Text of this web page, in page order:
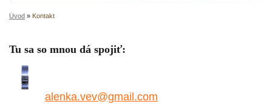
Úvod » Kontakt
Tu sa so mnou dá spojiť:
alenka.vev@gmail.com